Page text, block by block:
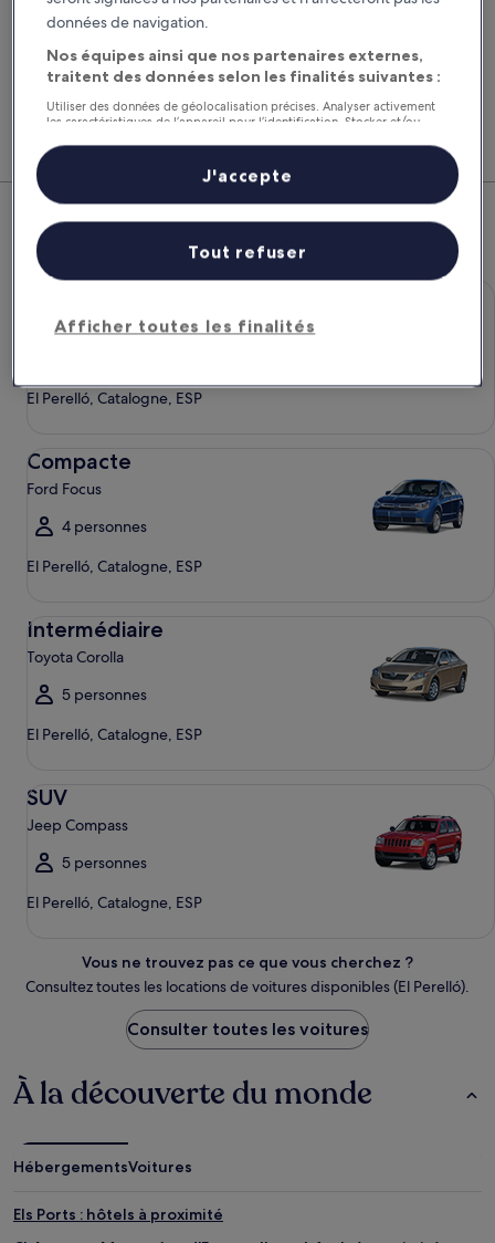
Rechercher
Comparez les fournisseurs et regroupez vol,
hôtel et location de voiture pour économiser au
maximum.
El Perelló : nos meilleures offres
de voitures
Chevrolet Spark
El Perelló, Catalogne, ESP
Économique Chevrolet Spark
Compacte
Ford Focus
4 personnes
El Perelló, Catalogne, ESP
Intermédiaire
Toyota Corolla
5 personnes
El Perelló, Catalogne, ESP
SUV
Jeep Compass
5 personnes
El Perelló, Catalogne, ESP
Vous ne trouvez pas ce que vous cherchez ?
Consultez toutes les locations de voitures disponibles (El Perelló).
Consulter toutes les voitures
À la découverte du monde
HébergementsVoitures
Els Ports : hôtels à proximité
données de navigation.
Nos équipes ainsi que nos partenaires externes,
traitent des données selon les finalités suivantes :
Utiliser des données de géolocalisation précises. Analyser activement
les caractéristiques de l’appareil pour l’identification. Stocker et/ou
personnalisés, mesure de performance des publicités et du contenu,
études d’audience et développement de services.
Liste de nos partenaires (fournisseurs)
Afficher toutes les finalités
Tout refuser
J'accepte